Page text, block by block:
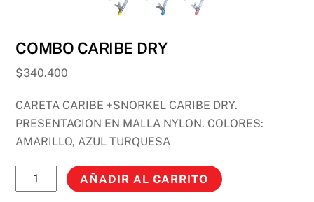
COMBO CARIBE DRY
$340.400
CARETA CARIBE +SNORKEL CARIBE DRY.
PRESENTACION EN MALLA NYLON. COLORES:
AMARILLO, AZUL TURQUESA
COMBO
CARIBE
AÑADIR AL CARRITO